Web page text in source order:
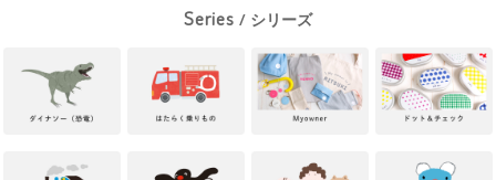
Series / シリーズ